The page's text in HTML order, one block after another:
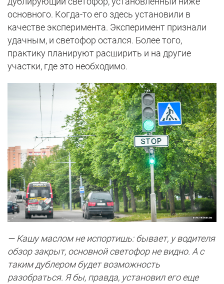
основного. Когда-то его здесь установили в
качестве эксперимента. Эксперимент признали
удачным, и светофор остался. Более того,
практику планируют расширить и на другие
участки, где это необходимо.
— Кашу маслом не испортишь: бывает, у водителя
обзор закрыт, основной светофор не видно. А с
таким дублером будет возможность
разобраться. Я бы, правда, установил его еще